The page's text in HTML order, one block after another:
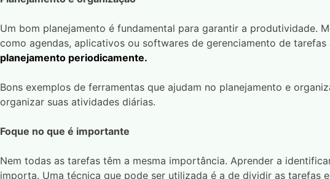
Um bom planejamento é fundamental para garantir a produtividade.
como agendas, aplicativos ou softwares de gerenciamento de
planejamento periodicamente.
Bons exemplos de ferramentas que ajudam no planejamento e
organizar suas atividades diárias.
Foque no que é importante
Nem todas as tarefas têm a mesma importância. Aprender a
importa. Uma técnica que pode ser utilizada é a de dividir as